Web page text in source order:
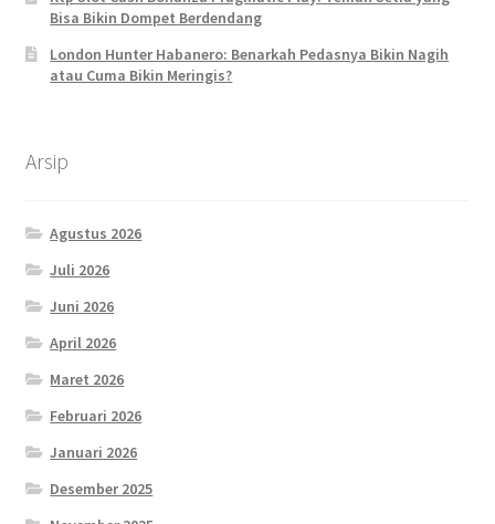
Bisa Bikin Dompet Berdendang
London Hunter Habanero: Benarkah Pedasnya Bikin Nagih
atau Cuma Bikin Meringis?
Arsip
Agustus 2026
Juli 2026
Juni 2026
April 2026
Maret 2026
Februari 2026
Januari 2026
Desember 2025